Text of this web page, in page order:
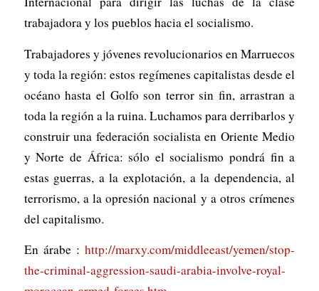
trabajadora y los pueblos hacia el socialismo.
Trabajadores y jóvenes revolucionarios en Marruecos
y toda la región: estos regímenes capitalistas desde el
océano hasta el Golfo son terror sin fin, arrastran a
toda la región a la ruina. Luchamos para derribarlos y
construir una federación socialista en Oriente Medio
y Norte de África: sólo el socialismo pondrá fin a
estas guerras, a la explotación, a la dependencia, al
terrorismo, a la opresión nacional y a otros crímenes
del capitalismo.
En árabe :http://marxy.com/middleeast/yemen/stop-
the-criminal-aggression-saudi-arabia-involve-royal-